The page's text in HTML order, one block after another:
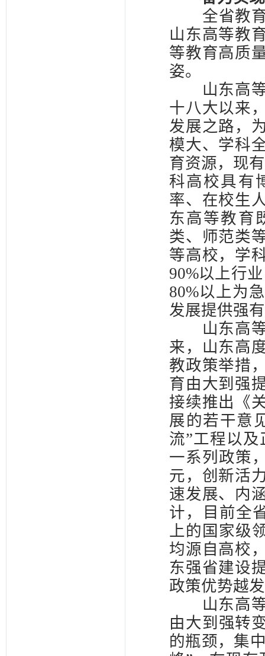
全省教育
山东高等教
等教育高质
姿。
山东高等
十八大以来
发展之路，
模大、学科
育资源，现
科高校具有
率、在校生
东高等教育
类、师范类
等高校，学
90%以上行
80%以上为
发展提供强
山东高等
来，山东高
教政策举措
育由大到强
接续推出《
展的若干意
流”工程以及
一系列政策
元，创新活
速发展、内
计，目前全
上的国家级
均源自高校
东强省建设
政策优势越
山东高等
由大到强转
的瓶颈，集